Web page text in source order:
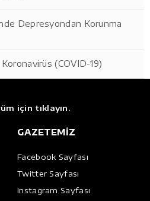
Depresyondan Korunma
(COVID-19)
için tıklayın.
GAZETEMİZ
Facebook Sayfası
Twitter Sayfası
Instagram Sayfası